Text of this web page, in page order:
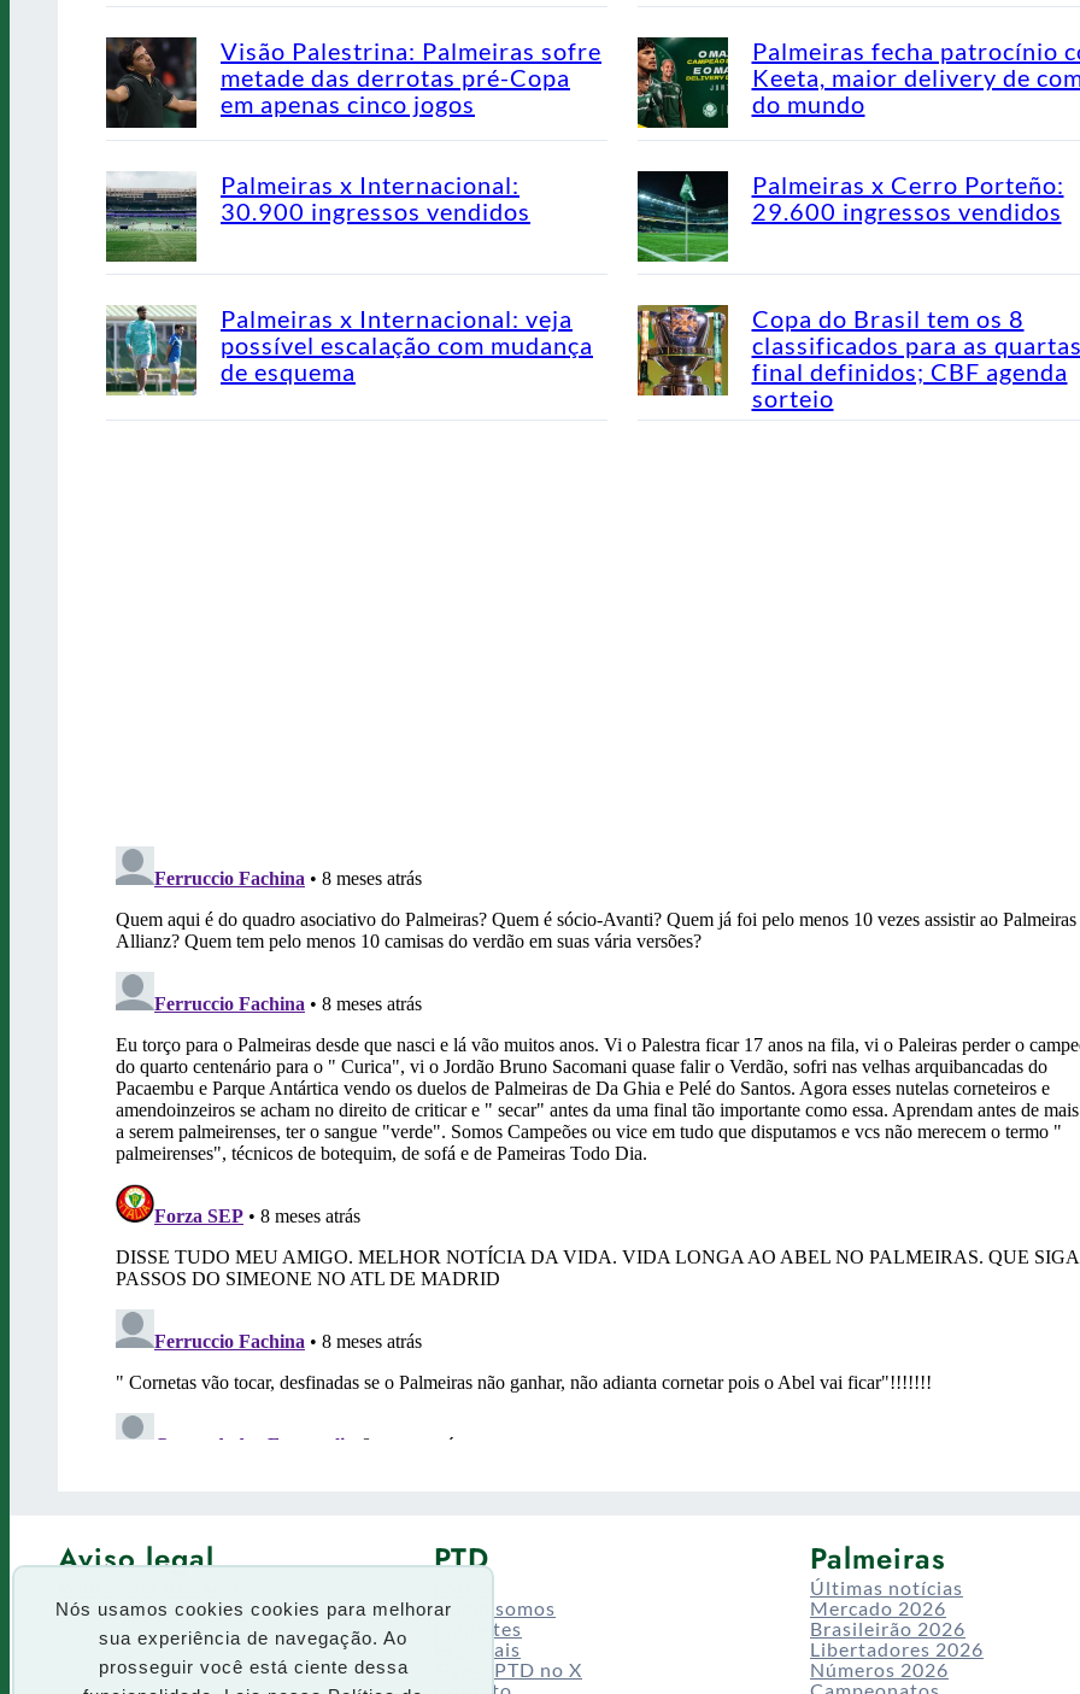
Nós usamos cookies cookies para melhorar
sua experiência de navegação. Ao
prosseguir você está ciente dessa
Visão Palestrina: Palmeiras sofre
metade das derrotas pré-Copa
em apenas cinco jogos
Palmeiras fecha patrocínio
Keeta, maior delivery de
do mundo
Palmeiras x Internacional:
30.900 ingressos vendidos
Palmeiras x Cerro Porteño:
29.600 ingressos vendidos
Palmeiras x Internacional: veja
possível escalação com mudança
de esquema
Copa do Brasil tem os 8
classificados para as
final definidos; CBF agenda
sorteio
Aviso legal
Termos de uso
PTD
Quem somos
Enquetes
Especiais
Siga o PTD no X
Palmeiras
Últimas notícias
Mercado 2026
Brasileirão 2026
Libertadores 2026
Números 2026